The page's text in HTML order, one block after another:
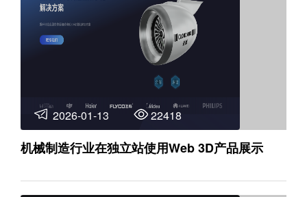
2026-01-13 22418
机械制造行业在独立站使用Web 3D产品展示